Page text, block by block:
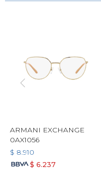
ARMANI EXCHANGE
0AX1056
$ 8.910
$ 6.237